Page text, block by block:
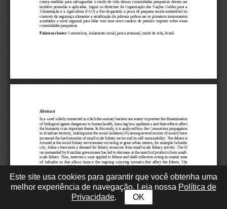
Este site usa cookies para garantir que você obtenha uma
melhor experiência de navegação. Leia nossa Política de
Privacidade. OK